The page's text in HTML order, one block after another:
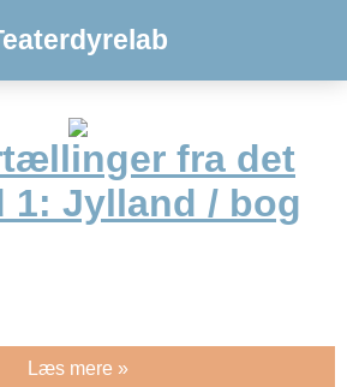
fra det
1: Jylland / bog
Læs mere »